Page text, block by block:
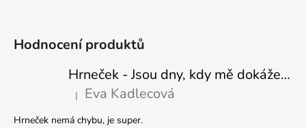
Hodnocení produktů
Hrneček - Jsou dny, kdy mě dokáže nasrat i vzduch - Sova
Hodnocení produktu je 5 z 5 hvězdiček.
| Eva Kadlecová
Hrneček nemá chybu, je super.